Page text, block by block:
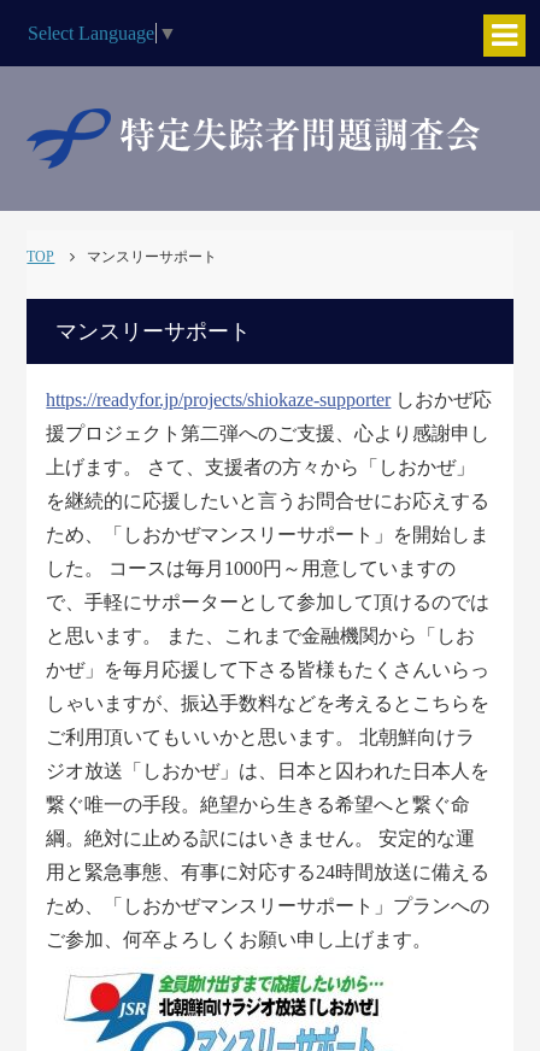
Select Language ▼
TOP マンスリーサポート
マンスリーサポート
https://readyfor.jp/projects/shiokaze-supporterしおかぜ応
援プロジェクト第二弾へのご支援、心より感謝申し
上げます。 さて、支援者の方々から「しおかぜ」
を継続的に応援したいと言うお問合せにお応えする
ため、「しおかぜマンスリーサポート」を開始しま
した。 コースは毎月1000円～用意していますの
で、手軽にサポーターとして参加して頂けるのでは
と思います。 また、これまで金融機関から「しお
かぜ」を毎月応援して下さる皆様もたくさんいらっ
しゃいますが、振込手数料などを考えるとこちらを
ご利用頂いてもいいかと思います。 北朝鮮向けラ
ジオ放送「しおかぜ」は、日本と囚われた日本人を
繋ぐ唯一の手段。絶望から生きる希望へと繋ぐ命
綱。絶対に止める訳にはいきません。 安定的な運
用と緊急事態、有事に対応する24時間放送に備える
ため、「しおかぜマンスリーサポート」プランへの
ご参加、何卒よろしくお願い申し上げます。